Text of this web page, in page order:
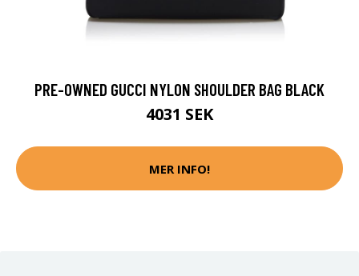
PRE-OWNED GUCCI NYLON SHOULDER BAG BLACK
4031 SEK
MER INFO!